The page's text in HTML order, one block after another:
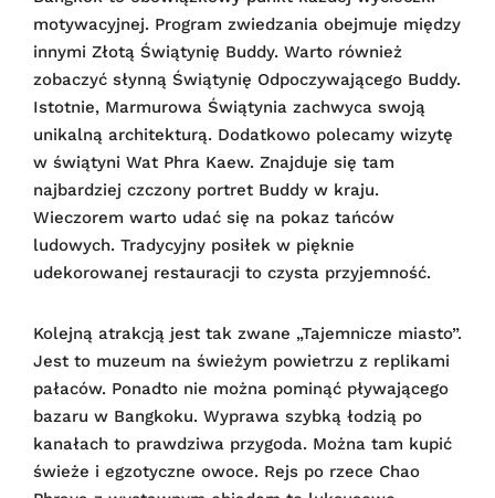
motywacyjnej. Program zwiedzania obejmuje między
innymi Złotą Świątynię Buddy. Warto również
zobaczyć słynną Świątynię Odpoczywającego Buddy.
Istotnie, Marmurowa Świątynia zachwyca swoją
unikalną architekturą. Dodatkowo polecamy wizytę
w świątyni Wat Phra Kaew. Znajduje się tam
najbardziej czczony portret Buddy w kraju.
Wieczorem warto udać się na pokaz tańców
ludowych. Tradycyjny posiłek w pięknie
udekorowanej restauracji to czysta przyjemność.
Kolejną atrakcją jest tak zwane „Tajemnicze miasto”.
Jest to muzeum na świeżym powietrzu z replikami
pałaców. Ponadto nie można pominąć pływającego
bazaru w Bangkoku. Wyprawa szybką łodzią po
kanałach to prawdziwa przygoda. Można tam kupić
świeże i egzotyczne owoce. Rejs po rzece Chao